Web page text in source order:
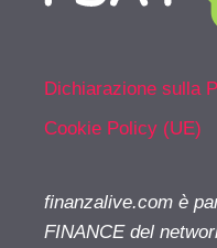
Dichiarazione sulla
Cookie Policy (UE)
finanzalive.com è
FINANCE del